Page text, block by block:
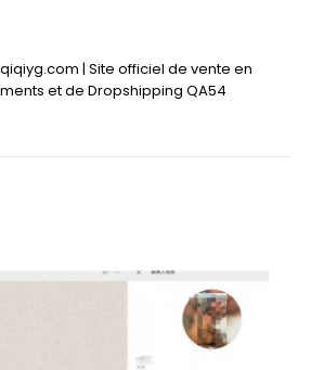
| Site officiel de vente en
et de Dropshipping QA54